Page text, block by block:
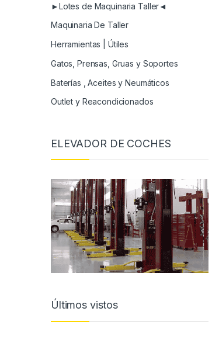
►Lotes de Maquinaria Taller◄
Maquinaria De Taller
Herramientas | Útiles
Gatos, Prensas, Gruas y Soportes
Baterías , Aceites y Neumáticos
Outlet y Reacondicionados
ELEVADOR DE COCHES
Últimos vistos